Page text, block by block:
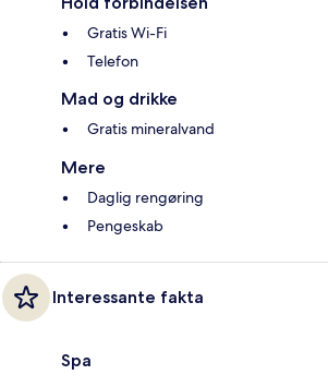
Gratis Wi-Fi
Telefon
Mad og drikke
Gratis mineralvand
Mere
Daglig rengøring
Pengeskab
Interessante fakta
Spa